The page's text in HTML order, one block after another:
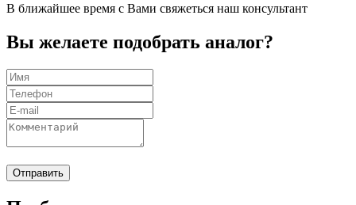
В ближайшее время с Вами свяжеться наш консультант
Вы желаете подобрать аналог?
Отправить